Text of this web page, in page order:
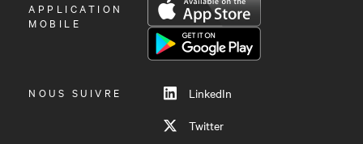
OUVRIR
LE
APPLICATION
MOBILE
NOUS SUIVRE
LinkedIn
Twitter